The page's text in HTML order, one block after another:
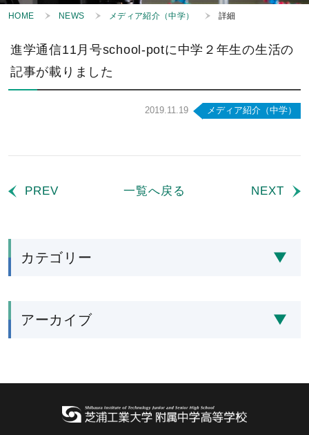
HOME NEWS メディア紹介（中学） 詳細
進学通信11月号school-potに中学２年生の生活の
記事が載りました
2019.11.19 メディア紹介（中学）
PREV 一覧へ戻る NEXT
カテゴリー
アーカイブ